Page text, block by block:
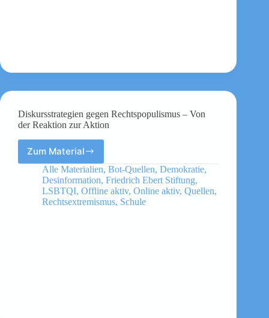
Diskursstrategien gegen Rechtspopulismus – Von
der Reaktion zur Aktion
Zum MaterialDiskursstrategien
gegen
Rechtspopulismus
–
Von
Alle Materialien, Bot-Quellen, Demokratie,
Desinformation, Friedrich Ebert Stiftung,
LSBTQI, Offline aktiv, Online aktiv, Quellen,
Rechtsextremismus, Schule